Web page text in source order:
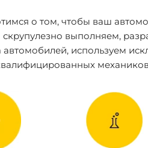
о том, чтобы ваш
выполняем,
автомобилей, используем